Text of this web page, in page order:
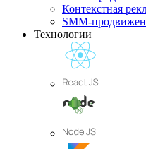
Контекстная
SMM-
Технологии